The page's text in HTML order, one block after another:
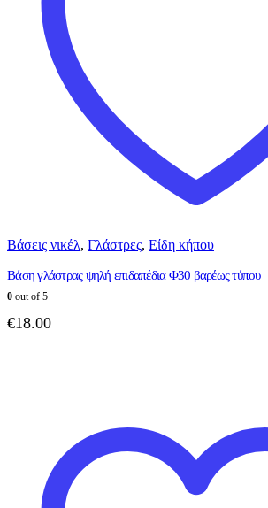
Βάσεις νικέλ, Γλάστρες, Είδη κήπου
Βάση γλάστρας ψηλή επιδαπέδια Φ30 βαρέως τύπου
0 out of 5
€18.00